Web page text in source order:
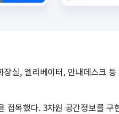
실, 엘리베이터, 안내데스크
접목했다. 3차원 공간정보를 구